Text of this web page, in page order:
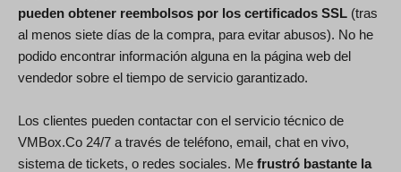
pueden obtener reembolsos por los certificados SSL (tras
al menos siete días de la compra, para evitar abusos). No he
podido encontrar información alguna en la página web del
vendedor sobre el tiempo de servicio garantizado.
Los clientes pueden contactar con el servicio técnico de
VMBox.Co 24/7 a través de teléfono, email, chat en vivo,
sistema de tickets, o redes sociales. Me frustró bastante la